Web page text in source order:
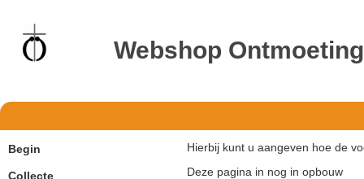
Webshop
Hierbij kunt u aangeven hoe de
Deze pagina in nog in opbouw
Begin
Collecte